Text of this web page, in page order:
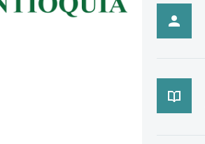

